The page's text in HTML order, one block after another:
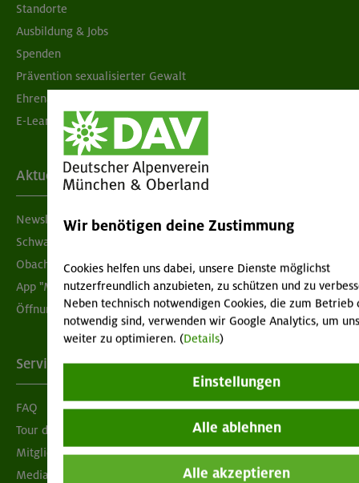
Standorte
Ausbildung & Jobs
Spenden
Prävention sexualisierter Gewalt
Ehrenamtsbörse
E-Learning
Aktuelles
Newsletter
Schwarzes Brett
Obacht geben!
App "Mein DAV+"
Öffnungszeiten
Services
FAQ
Tour der Woche
Mitgliedermagazin alpinwelt
Mediadaten
Wir benötigen deine Zustimmung
Cookies helfen uns dabei, unsere Dienste möglichst
nutzerfreundlich anzubieten, zu schützen und zu
Neben technisch notwendigen Cookies, die zum Betrieb
notwendig sind, verwenden wir Google Analytics, um
weiter zu optimieren. (Details)
Einstellungen
Alle ablehnen
Alle akzeptieren